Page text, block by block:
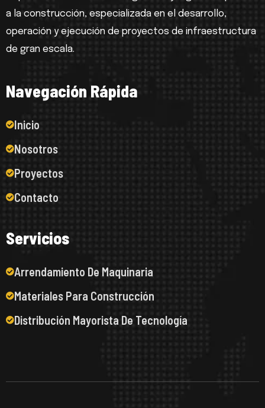
a la construcción, especializada en el desarrollo,
operación y ejecución de proyectos de infraestructura
de gran escala.
Navegación Rápida
Inicio
Nosotros
Proyectos
Contacto
Servicios
Arrendamiento De Maquinaria
Materiales Para Construcción
Distribución Mayorista De Tecnología